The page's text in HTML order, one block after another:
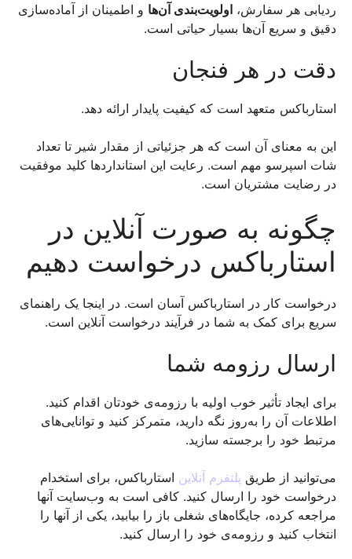
ردیابی هر سفارش، اولویت‌بندی آن‌ها و اطمینان از آماده‌سازی
دقیق و سریع آن‌ها بسیار حیاتی است.
دقت در هر فنجان
استارباکس متعهد است که کیفیت پایدار ارائه دهد.
این به معنای آن است که هر جزئیاتی از مقدار شیر تا تعداد
شات اسپرسو مهم است. رعایت این استانداردها کلید موفقیت
در رضایت مشتریان است.
چگونه به صورت آنلاین در
استارباکس درخواست دهیم
درخواست کار در استارباکس آسان است. در اینجا یک راهنمای
سریع برای کمک به شما در فرآیند درخواست آنلاین است.
ارسال رزومه شما
برای ایجاد تأثیر خوب اولیه با رزومه‌ی خودتان اقدام کنید.
اطلاعات آن را به‌روز نگه دارید، متمرکز کنید و توانایی‌های
مرتبط خود را برجسته سازید.
می‌توانید از طریق پلتفرم آنلاین استارباکس، برای استخدام
درخواست خود را ارسال کنید. کافی است به وب‌سایت آنها
مراجعه کرده، جایگاه‌های شغلی باز را بیابید، یکی از آنها را
انتخاب کنید و رزومه‌ی خود را ارسال کنید.